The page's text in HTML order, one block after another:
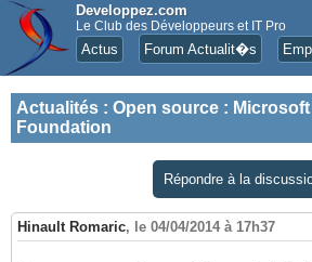
Developpez.com
Le Club des Développeurs et IT Pro
Actus Forum Actualit�s
Actualités : Open source :
Foundation
Répondre à la
Hinault Romaric, le 04/04/2014 à 17h37